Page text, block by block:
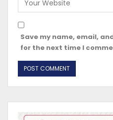
Save my name, email,
for the next time I